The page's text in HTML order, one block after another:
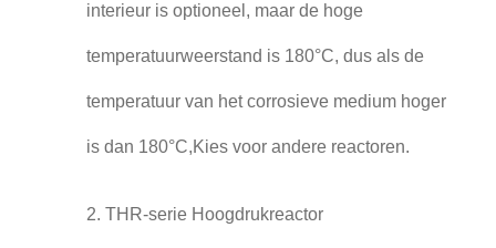
interieur is optioneel, maar de hoge
temperatuurweerstand is 180°C, dus als de
temperatuur van het corrosieve medium hoger
is dan 180°C,Kies voor andere reactoren.
2. THR-serie Hoogdrukreactor